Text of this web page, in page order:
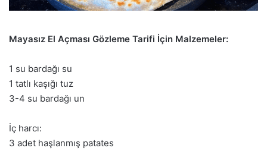
Mayasız El Açması Gözleme Tarifi İçin Malzemeler:
1 su bardağı su
1 tatlı kaşığı tuz
3-4 su bardağı un
İç harcı:
3 adet haşlanmış patates